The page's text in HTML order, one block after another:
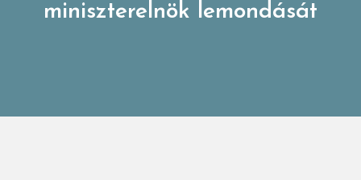
miniszterelnök lemondását